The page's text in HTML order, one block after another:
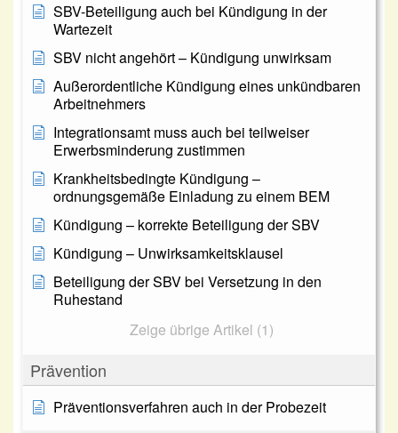
SBV-Beteiligung auch bei Kündigung in der
Wartezeit
SBV nicht angehört – Kündigung unwirksam
Außerordentliche Kündigung eines unkündbaren
Arbeitnehmers
Integrationsamt muss auch bei teilweiser
Erwerbsminderung zustimmen
Krankheitsbedingte Kündigung –
ordnungsgemäße Einladung zu einem BEM
Kündigung – korrekte Beteiligung der SBV
Kündigung – Unwirksamkeitsklausel
Beteiligung der SBV bei Versetzung in den
Ruhestand
Zeige übrige Artikel (1)
Prävention
Präventionsverfahren auch in der Probezeit